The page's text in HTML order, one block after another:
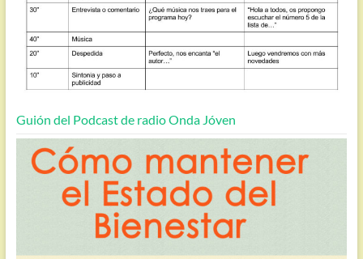
Guión del Podcast de radio Onda Jóven